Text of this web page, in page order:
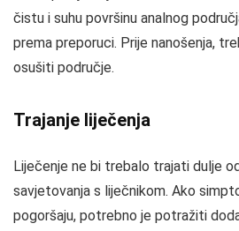
čistu i suhu površinu analnog
prema preporuci. Prije nanošenja,
osušiti područje.
Trajanje liječenja
Liječenje ne bi trebalo trajati dulje
savjetovanja s liječnikom. Ako
pogoršaju, potrebno je potražiti